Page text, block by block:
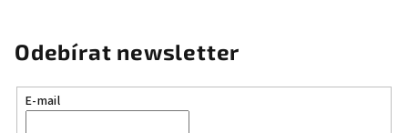
Odebírat newsletter
E-mail